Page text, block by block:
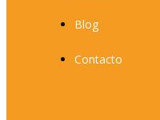
Blog
Contacto